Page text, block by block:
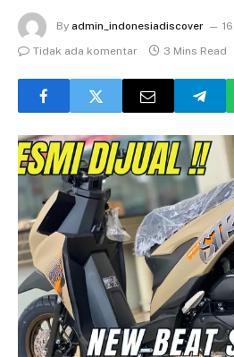
By admin_indonesiadiscover
Tidak ada komentar
3 Mins Read